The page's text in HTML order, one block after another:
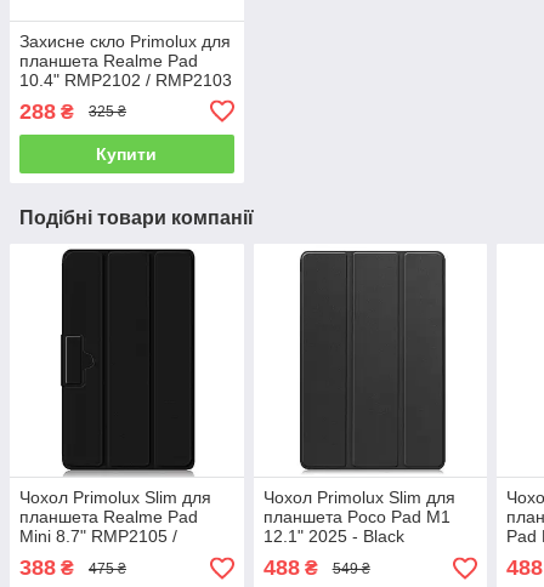
Захисне скло Primolux для
планшета Realme Pad
10.4" RMP2102 / RMP2103
288 ₴ 325 ₴
Купити
Подібні товари компанії
Чохол Primolux Slim для
планшета Realme Pad
Mini 8.7" RMP2105 /
RMP2106 - Black
388 ₴ 475 ₴
Чохол Primolux Slim для
планшета Poco Pad M1
12.1" 2025 - Black
488₴ 549 ₴
Pad
488